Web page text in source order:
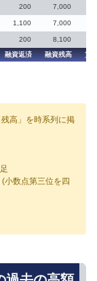
200 7,000
1,100 7,000
200
8,100
融資返済 融資残高 貸
高」を時系列に掲
(小数点第三位を四